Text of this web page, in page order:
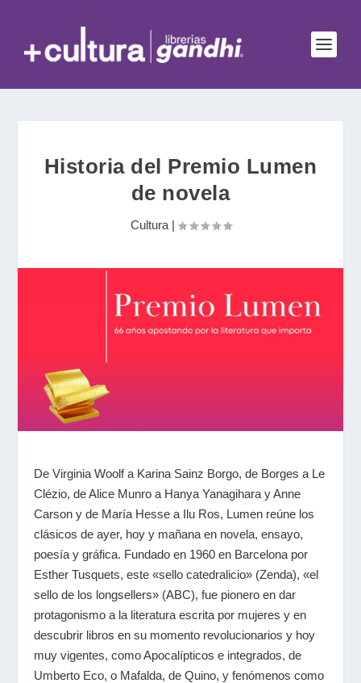
Historia del Premio Lumen
de novela
Cultura|
De Virginia Woolf a Karina Sainz Borgo, de Borges a Le
Clézio, de Alice Munro a Hanya Yanagihara y Anne
Carson y de María Hesse a Ilu Ros, Lumen reúne los
clásicos de ayer, hoy y mañana en novela, ensayo,
poesía y gráfica. Fundado en 1960 en Barcelona por
Esther Tusquets, este «sello catedralicio» (Zenda), «el
sello de los longsellers» (ABC), fue pionero en dar
protagonismo a la literatura escrita por mujeres y en
descubrir libros en su momento revolucionarios y hoy
muy vigentes, como Apocalípticos e integrados, de
Umberto Eco, o Mafalda, de Quino, y fenómenos como